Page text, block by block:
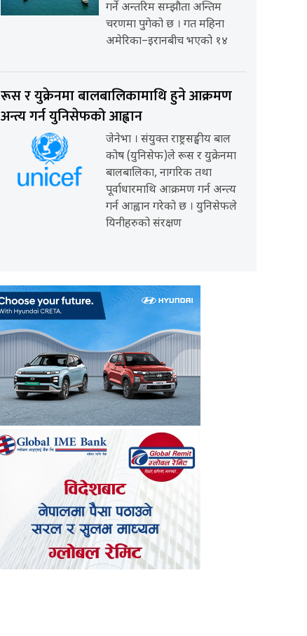
गर्ने अन्तरिम सम्झौता अन्तिम
चरणमा पुगेको छ । गत महिना
अमेरिका–इरानबीच भएको १४
रूस र युक्रेनमा बालबालिकामाथि हुने आक्रमण
अन्त्य गर्न युनिसेफको आह्वान
जेनेभा । संयुक्त राष्ट्रसङ्घीय बाल
कोष (युनिसेफ)ले रूस र युक्रेनमा
बालबालिका, नागरिक तथा
पूर्वाधारमाथि आक्रमण गर्न अन्त्य
गर्न आह्वान गरेको छ । युनिसेफले
यिनीहरुको संरक्षण